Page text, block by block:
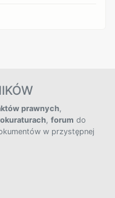
prawnych,
, forum do
w przystępnej